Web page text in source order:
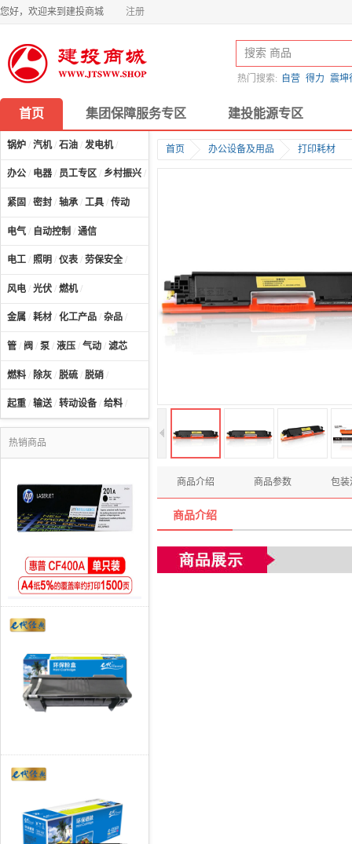
您好，欢迎来到建投商城 注册
热门搜索: 自营 得力 震坤
首页 集团保障服务专区 建投能源专区
锅炉 / 汽机/ 石油 / 发电机/
办公 / 电器 / 员工专区 / 乡村振兴 /
紧固 / 密封 / 轴承 / 工具 / 传动
电气 / 自动控制 / 通信
电工 / 照明 / 仪表 / 劳保安全 /
风电 / 光伏 / 燃机/
金属 / 耗材 / 化工产品 / 杂品 /
管 / 阀 / 泵 / 液压 / 气动 / 滤芯
燃料 / 除灰 / 脱硫 / 脱硝 /
起重 / 输送/ 转动设备 / 给料 /
热销商品
首页 办公设备及用品 打印耗材
商品介绍 商品参数 包装
商品介绍